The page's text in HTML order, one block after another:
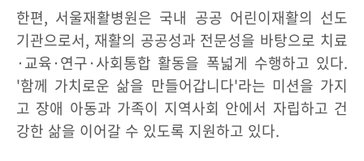
한편, 서울재활병원은 국내 공공 어린이재활의 선도
기관으로서, 재활의 공공성과 전문성을 바탕으로 치료
·교육·연구·사회통합 활동을 폭넓게 수행하고 있다.
'함께 가치로운 삶을 만들어갑니다'라는 미션을 가지
고 장애 아동과 가족이 지역사회 안에서 자립하고 건
강한 삶을 이어갈 수 있도록 지원하고 있다.